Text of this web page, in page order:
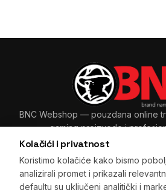
Kolačići i privatnost
Koristimo kolačiće kako bismo
analizirali promet i prikazali
defaultu su uključeni analitički i
BNC Webshop — pouzdana online
gaming proizvode i
Sarajevo, BiH
+387 33 265 465 ·